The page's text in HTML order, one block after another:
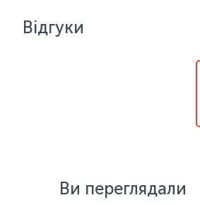
Відгуки
Ви переглядали